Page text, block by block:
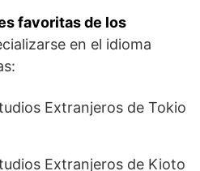
favoritas de los
en el idioma
Extranjeros de Tokio
Extranjeros de Kioto